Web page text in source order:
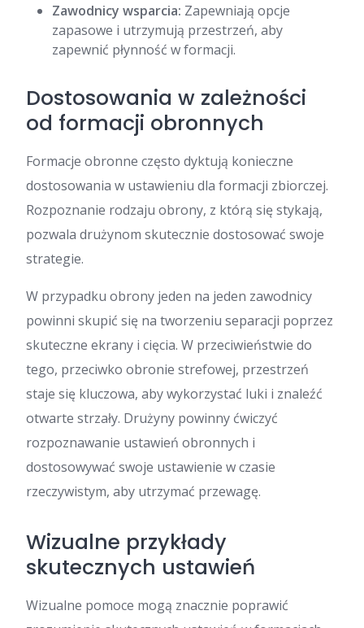
Zawodnicy wsparcia: Zapewniają opcje
zapasowe i utrzymują przestrzeń, aby
zapewnić płynność w formacji.
Dostosowania w zależności
od formacji obronnych
Formacje obronne często dyktują konieczne
dostosowania w ustawieniu dla formacji zbiorczej.
Rozpoznanie rodzaju obrony, z którą się stykają,
pozwala drużynom skutecznie dostosować swoje
strategie.
W przypadku obrony jeden na jeden zawodnicy
powinni skupić się na tworzeniu separacji poprzez
skuteczne ekrany i cięcia. W przeciwieństwie do
tego, przeciwko obronie strefowej, przestrzeń
staje się kluczowa, aby wykorzystać luki i znaleźć
otwarte strzały. Drużyny powinny ćwiczyć
rozpoznawanie ustawień obronnych i
dostosowywać swoje ustawienie w czasie
rzeczywistym, aby utrzymać przewagę.
Wizualne przykłady
skutecznych ustawień
Wizualne pomoce mogą znacznie poprawić